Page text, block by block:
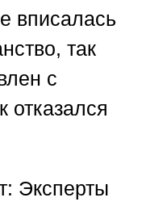
вписалась
так
с
Эксперты